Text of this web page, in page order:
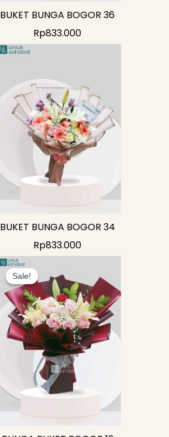
BUKET BUNGA BOGOR 36
Rp833.000
BUKET BUNGA BOGOR 34
Rp833.000
Sale!
Sale!
price
was:
Rp1.035.000.
is:
Rp875.000.